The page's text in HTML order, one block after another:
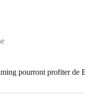
pourront profiter de